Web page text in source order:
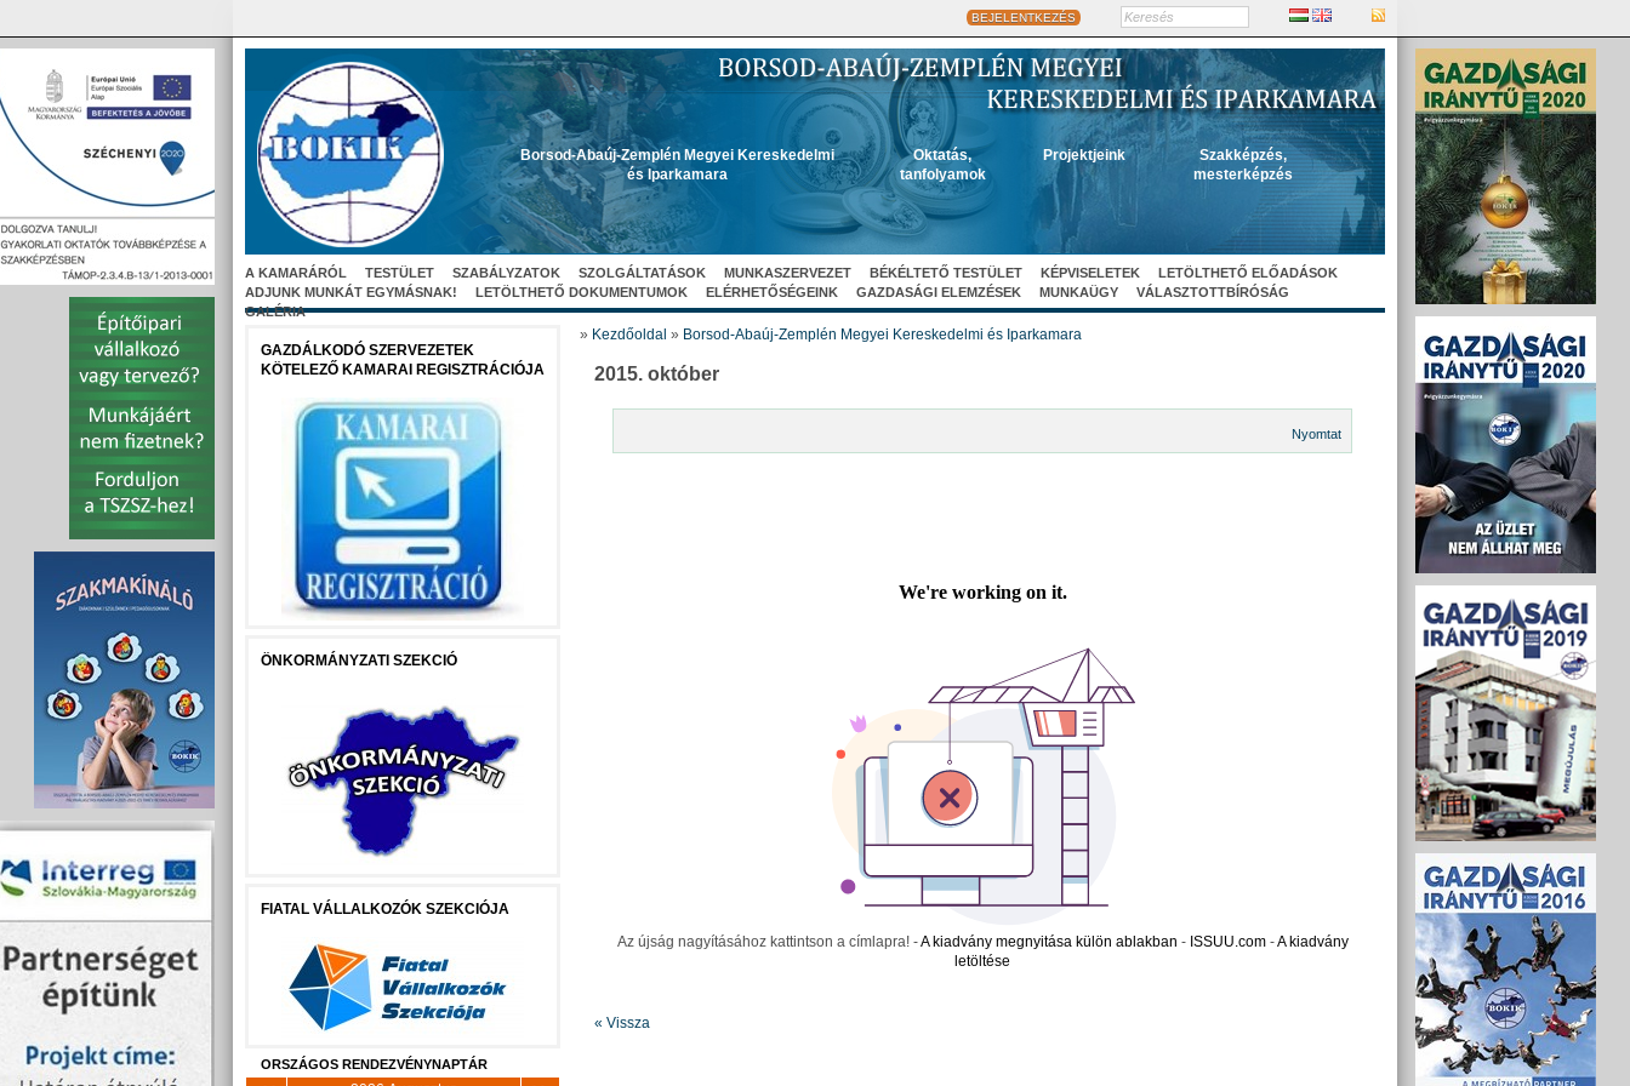
BEJELENTKEZÉS
Borsod-Abaúj-Zemplén Megyei Kereskedelmi
és Iparkamara
Oktatás,
tanfolyamok
Projektjeink
Szakképzés,
mesterképzés
A KAMARÁRÓL TESTÜLET SZABÁLYZATOK SZOLGÁLTATÁSOK MUNKASZERVEZET BÉKÉLTETŐ TESTÜLET KÉPVISELETEK
LETÖLTHETŐ ELŐADÁSOK
ADJUNK MUNKÁT EGYMÁSNAK!
LETÖLTHETŐ DOKUMENTUMOK ELÉRHETŐSÉGEINK GAZDASÁGI ELEMZÉSEK MUNKAÜGY
VÁLASZTOTTBÍRÓSÁG
GALÉRIA
GAZDÁLKODÓ SZERVEZETEK
KÖTELEZŐ KAMARAI REGISZTRÁCIÓJA
ÖNKORMÁNYZATI SZEKCIÓ
FIATAL VÁLLALKOZÓK SZEKCIÓJA
ORSZÁGOS RENDEZVÉNYNAPTÁR
» Kezdőoldal » Borsod-Abaúj-Zemplén Megyei Kereskedelmi és Iparkamara
2015. október
Nyomtat
Az újság nagyításához kattintson a címlapra! -A kiadvány megnyitása külön ablakban - ISSUU.com-A kiadvány
letöltése
« Vissza